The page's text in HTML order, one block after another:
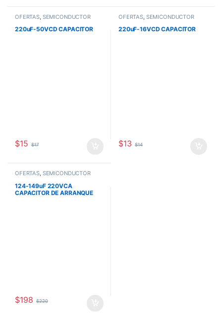
OFERTAS SEMICONDUCTOR
220uF-50VCD CAPACITOR
$15 $17
OFERTAS SEMICONDUCTOR
220uF-16VCD CAPACITOR
$13 $14
OFERTAS, SEMICONDUCTOR
124-149uF 220VCA
CAPACITOR DE ARRANQUE
$198 $220